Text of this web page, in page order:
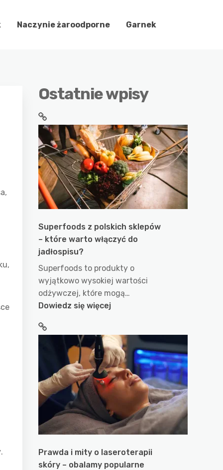
Naczynie żaroodporne Garnek
.
Ostatnie wpisy
Superfoods z polskich sklepów
– które warto włączyć do
jadłospisu?
Superfoods to produkty o
wyjątkowo wysokiej wartości
odżywczej, które mogą…
Dowiedz się więcej:
polskich
sklepów
–
które
warto
włączyć
do
jadłospisu?
Prawda i mity o laseroterapii
skóry – obalamy popularne